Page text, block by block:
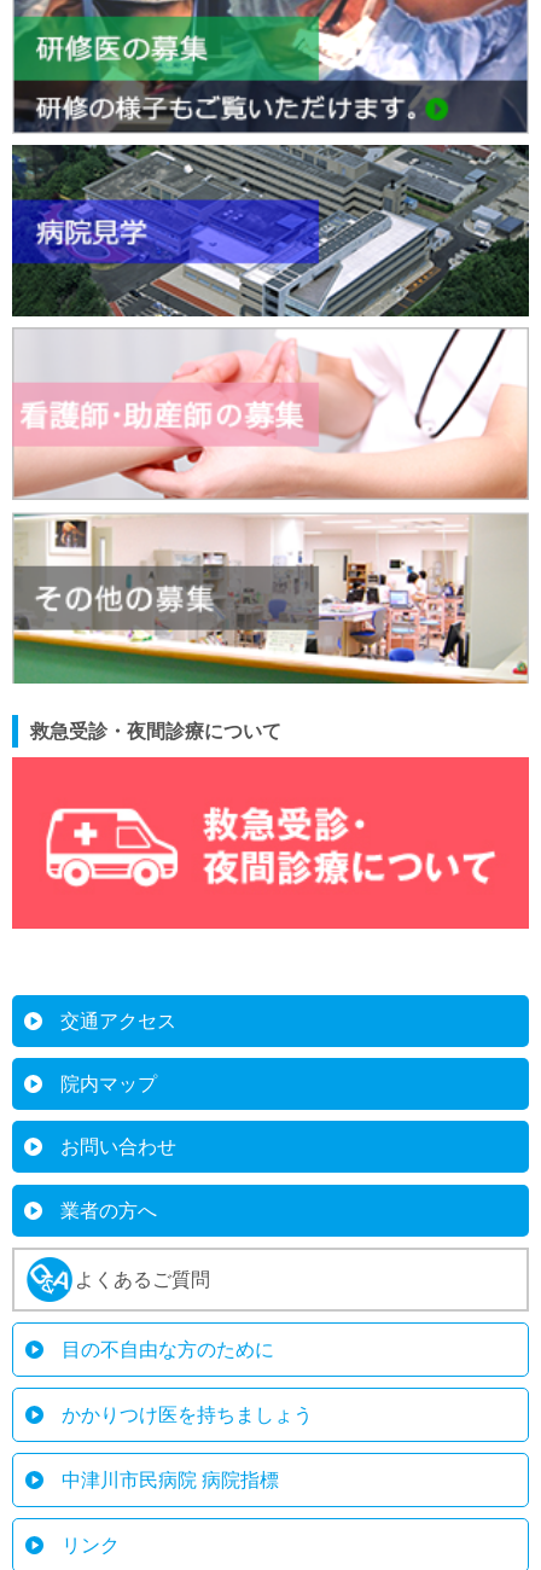
救急受診・夜間診療について
交通アクセス
院内マップ
お問い合わせ
業者の方へ
よくあるご質問
目の不自由な方のために
かかりつけ医を持ちましょう
中津川市民病院 病院指標
リンク